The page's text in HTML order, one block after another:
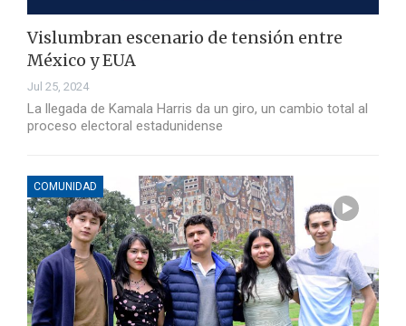
Vislumbran escenario de tensión entre
México y EUA
Jul 25, 2024
La llegada de Kamala Harris da un giro, un cambio total al
proceso electoral estadunidense
COMUNIDAD